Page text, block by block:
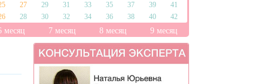
27 29 31 33 35 37 39
41
28 30 32 34 36 38 40 42
месяц 7 месяц 8 месяц 9 месяц